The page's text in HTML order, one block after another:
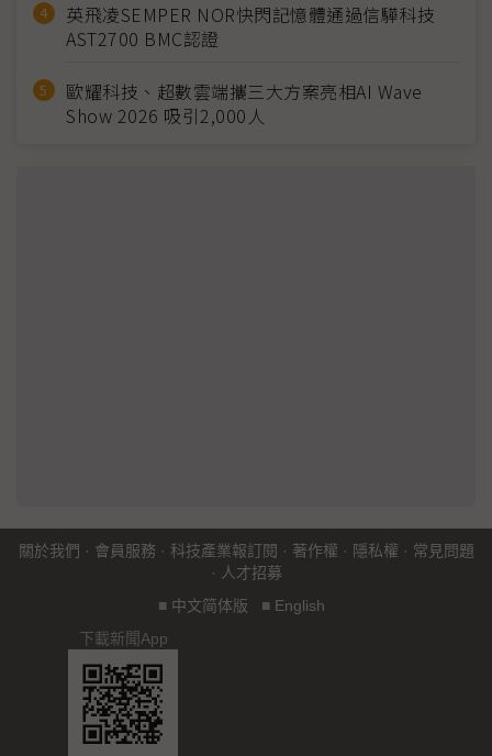
英飛凌SEMPER NOR快閃記憶體通過信驊科技
AST2700 BMC認證
歐耀科技、超數雲端攜三大方案亮相AI Wave
Show 2026 吸引2,000人
關於我們 · 會員服務 · 科技產業報訂閱 · 著作權 · 隱私權 · 常見問題
· 人才招募
■ 中文简体版 ■ English
下載新聞App